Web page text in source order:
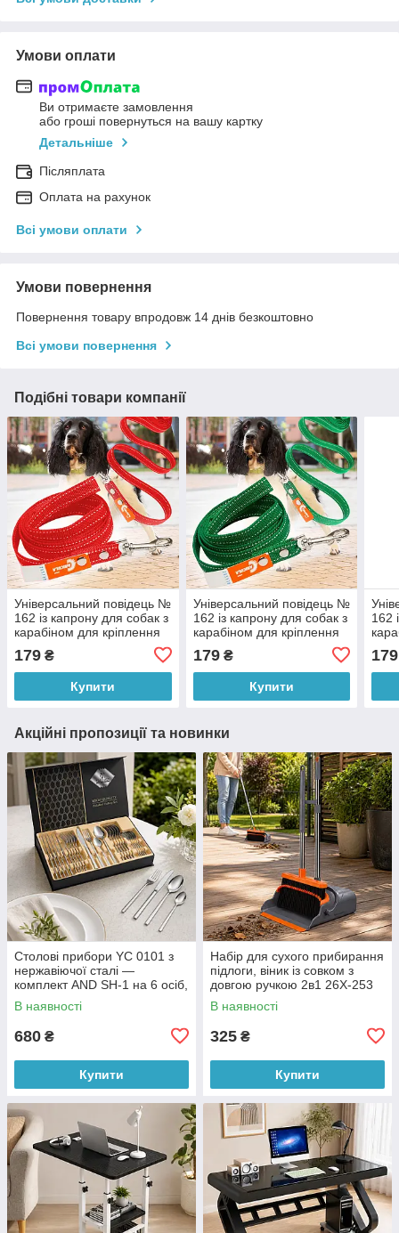
Умови оплати
Ви отримаєте замовлення
або гроші повернуться на вашу картку
Детальніше
Післяплата
Оплата на рахунок
Всі умови оплати
Умови повернення
Повернення товару впродовж 14 днів безкоштовно
Всі умови повернення
Подібні товари компанії
Універсальний повідець №
162 із капрону для собак з
карабіном для кріплення
(2021)
179 ₴
Купити
Універсальний повідець №
162 із капрону для собак з
карабіном для кріплення
(2021)
179₴
Купити
162
179
Акційні пропозиції та новинки
Столові прибори YC 0101 з
нержавіючої сталі —
комплект AND SH-1 на 6 осіб,
24 предмети (X05/5396)
В наявності
680 ₴
Купити
Набір для сухого прибирання
підлоги, віник із совком з
довгою ручкою 2в1 26X-253
Сіро-Помаранчевий
(509/5077)
В наявності
325 ₴
Купити